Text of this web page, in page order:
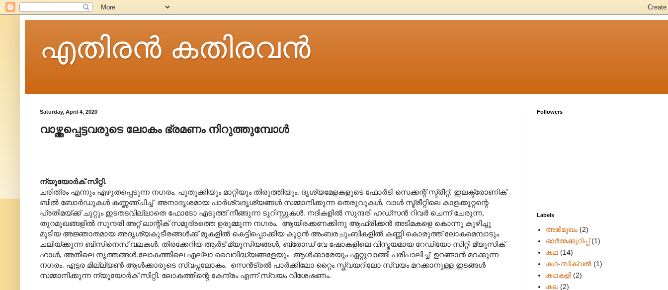
എതിരന്‍ കതിരവന്‍
Saturday, April 4, 2020
വാഴ്ത്തപ്പെട്ടവരുടെ ലോകം ഭ്രമണം നിറുത്തുമ്പോൾ
ന്യൂയോർക് സിറ്റി.
ചരിത്രം എന്നും എഴുതപ്പെടുന്ന നഗരം. പുതുക്കിയും മാറ്റിയും തിരുത്തിയും. ദൃശ്യമേളകളുടെ ഫോർടി സെക്കന്റ് സ്ട്രീറ്റ്. ഇലക്ട്രോണിക്
ബിൽ ബോർഡുകൾ കണ്ണഞ്ചിച്ച് അനാദൃശമായ പാർശ്വദൃശ്യങ്ങൾ സമ്മാനിക്കുന്ന തെരുവുകൾ. വാൾ സ്ട്രീറ്റിലെ കാളക്കൂറ്റന്റെ
പ്രതിമയ്ക്ക് ചുറ്റും ഇടതടവില്ലാതെ ഫോടോ എടുത്ത് നീങ്ങുന്ന ടൂറിസ്റ്റുകൾ. നദികളിൽ സുന്ദരി ഹഡ്സൻ റിവർ ചെന്ന് ചേരുന്ന,
തുറമുഖങ്ങളിൽ സുന്ദരി അറ്റ് ലാന്റിക് സമുദ്രത്തെ ഉരുമ്മുന്ന നഗരം. ആയിരക്കണക്കിനു ആഫ്രിക്കൻ അടിമകളെ കൊന്നു കുഴിച്ചു
മൂടിയ അജ്ഞാതമായ അദൃശ്യകുടീരങ്ങൾക്ക് മുകളിൽ കെട്ടിപ്പൊക്കിയ കൂറ്റൻ അംബരചുംബികളിൽ കണ്ണി കൊരുത്ത് ലോകമെമ്പാടും
ചലിയ്ക്കുന്ന ബിസിനെസ് വലകൾ. തിരക്കേറിയ ആർട് മ്യൂസിയങ്ങൾ, ബ്രോഡ് വേ ഷോകളിലെ വിസ്മയമായ റേഡിയോ സിറ്റി മ്യൂസിക്
ഹാൾ, അതിലെ നൃത്തങ്ങൾ.ലോകത്തിലെ എല്ലാ വൈവിദ്ധ്യങ്ങളേയും ആൾക്കാരേയും ഏറ്റുവാങ്ങി പരിപാലിച്ച് ഉറങ്ങാൻ മറക്കുന്ന
നഗരം. എട്ടര മില്ല്യൺ ആൾക്കാരുടെ സ്വപ്നലോകം. സെൻട്രൽ പാർക്കിലോ റ്റൈം സ്ക്വയറിലോ സ്വയം മറക്കാനുള്ള ഇടങ്ങൾ
സമ്മാനിക്കുന്ന ന്യൂയോർക് സിറ്റി. ലോകത്തിന്റെ കേന്ദ്രം എന്ന് സ്വയം വിശേഷണം.
Followers
Labels
അഭിമുഖം (2)
ഓർമ്മക്കുറിപ്പ് (1)
കഥ (14)
കഥ-സീക്വല്‍ (1)
കഥകളി (2)
കല (2)